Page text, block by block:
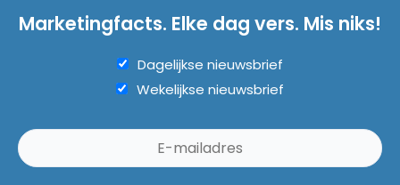
Marketingfacts. Elke dag vers. Mis niks!
Dagelijkse nieuwsbrief
Wekelijkse nieuwsbrief